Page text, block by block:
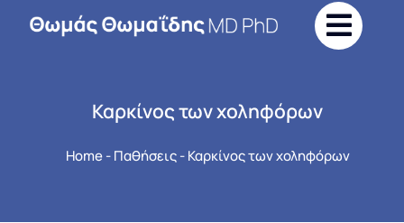
Καρκίνος των χοληφόρων
Home-Παθήσεις-Καρκίνος των χοληφόρων